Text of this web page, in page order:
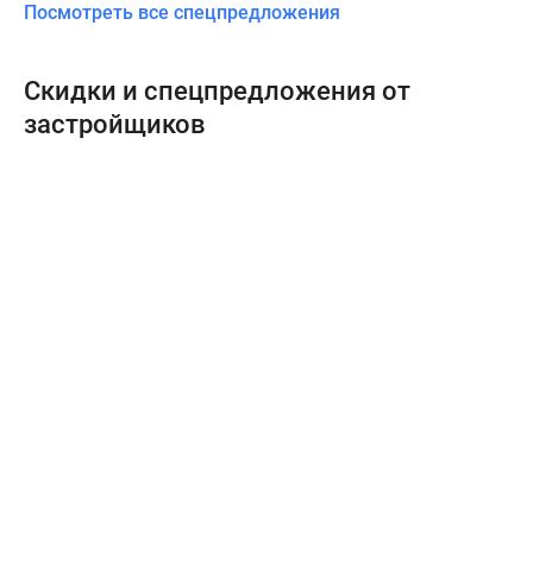
Посмотреть все спецпредложения
Скидки и спецпредложения от
застройщиков